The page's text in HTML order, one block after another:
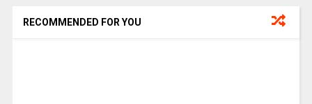
RECOMMENDED FOR YOU